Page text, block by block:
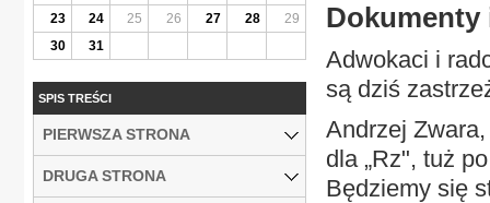
Dokumenty
Adwokaci i
są dziś
Andrzej
dla „Rz", tuż
Będziemy się
23
24 25 26 27 28
29
30
31
SPIS TREŚCI
PIERWSZA STRONA
DRUGA STRONA